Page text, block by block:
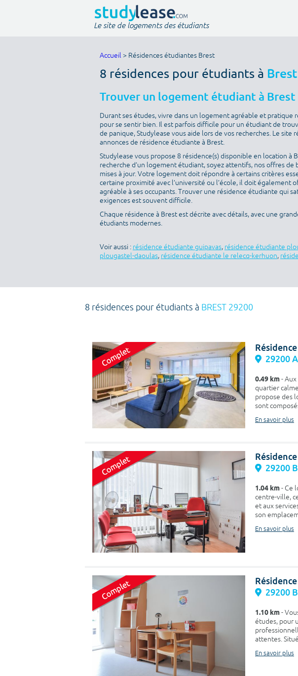
Le site de logements des étudiants
Accueil > Résidences étudiantes Brest
8 résidences pour étudiants à
Trouver un logement étudiant à Brest
Durant ses études, vivre dans un logement agréable et pratique
pour se sentir bien. Il est parfois difficile pour un étudiant de
de panique, Studylease vous aide lors de vos recherches. Le site
annonces de résidence étudiante à Brest.
Studylease vous propose 8 résidence(s) disponible en location à
recherche d’un logement étudiant, soyez attentifs, nos offres
mises à jour. Votre logement doit répondre à certains critères
certaine proximité avec l’université ou l’école, il doit également
agréable à ses occupants. Trouver une résidence étudiante qui
exigences est souvent difficile.
Chaque résidence à Brest est décrite avec détails, avec une
étudiants modernes.
Voir aussi : résidence étudiante guipavas, résidence étudiante
plougastel-daoulas, résidence étudiante le relecq-kerhuon,
8 résidences pour étudiants à BREST 29200
29200
0.49 km-
quartier
propose des
sont
En savoir plus
29200
1.04 km- Ce
centre-ville,
et aux
son
En savoir plus
29200
1.10 km-
études, pour
attentes.
En savoir plus